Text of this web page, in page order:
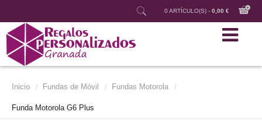
0 ARTÍCULO(S) - 0,00 €
Inicio / Fundas de Móvil / Fundas Motorola /
Funda Motorola G6 Plus